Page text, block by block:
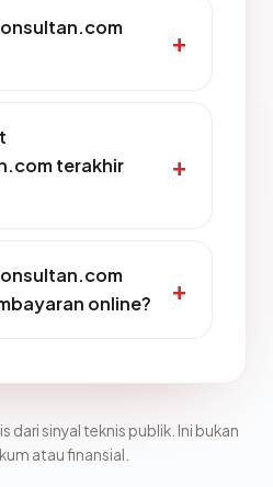
terakhir
online?
dari sinyal teknis publik. Ini bukan
atau finansial.